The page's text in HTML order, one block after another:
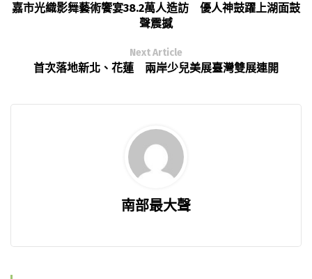
嘉市光織影舞藝術饗宴38.2萬人造訪 優人神鼓躍上湖面鼓
聲震撼
Next Article
首次落地新北、花蓮 兩岸少兒美展臺灣雙展連開
南部最大聲